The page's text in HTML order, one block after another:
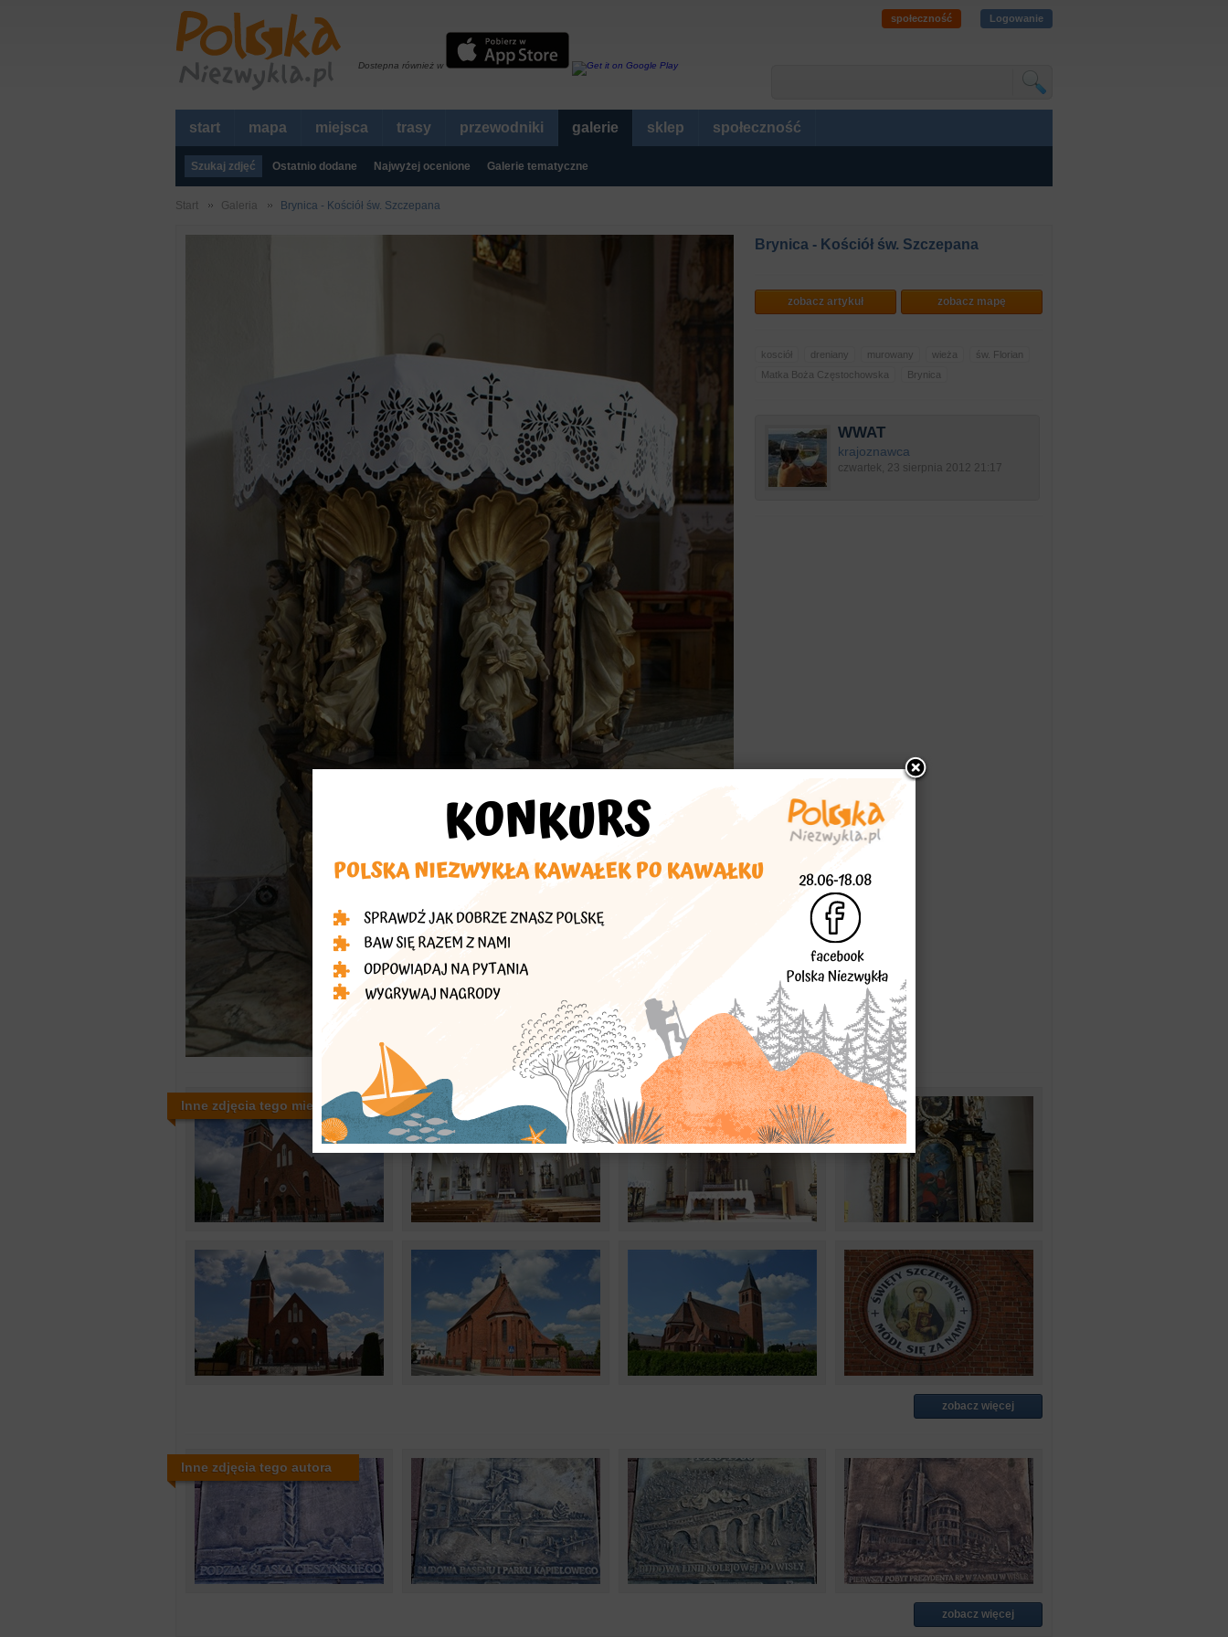
Dostepna również w
społeczność Logowanie
start mapa miejsca trasy przewodniki galerie sklep społeczność
Szukaj zdjęć Ostatnio dodane Najwyżej ocenione Galerie tematyczne
Start Galeria Brynica - Kościół św. Szczepana
Brynica - Kościół św. Szczepana
zobacz artykuł zobacz mapę
kosciół dreniany murowany wieża
św. Florian
Matka Boża Częstochowska
Brynica
WWAT
krajoznawca
czwartek, 23 sierpnia 2012 21:17
Inne zdjęcia tego miejsca
zobacz więcej
Inne zdjęcia tego autora
zobacz więcej